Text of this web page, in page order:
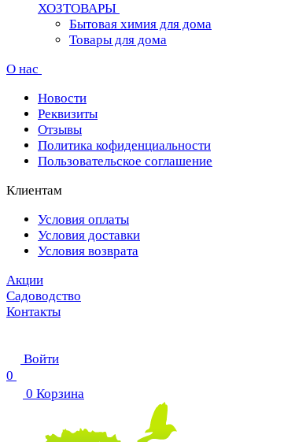
ХОЗТОВАРЫ
Бытовая химия для дома
Товары для дома
О нас
Новости
Реквизиты
Отзывы
Политика кофиденциальности
Пользовательское соглашение
Клиентам
Условия оплаты
Условия доставки
Условия возврата
Акции
Садоводство
Контакты
Войти
0
0 Корзина